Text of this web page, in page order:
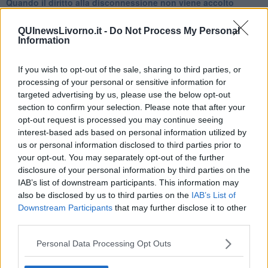
QUInewsLivorno.it - Do Not Process My Personal
Information
If you wish to opt-out of the sale, sharing to third parties, or
processing of your personal or sensitive information for
targeted advertising by us, please use the below opt-out
section to confirm your selection. Please note that after your
opt-out request is processed you may continue seeing
interest-based ads based on personal information utilized by
us or personal information disclosed to third parties prior to
your opt-out. You may separately opt-out of the further
disclosure of your personal information by third parties on the
IAB’s list of downstream participants. This information may
also be disclosed by us to third parties on the IAB’s List of
Downstream Participants that may further disclose it to other
Personal Data Processing Opt Outs
​Il diritto ad essere disconnessi
​Il pensiero dicotomico e la salute mentale
​Differenze tra persone frustrate e non
L’invisibile fatica mentale
Vacanze a km zero
​Buone Vacan(si)e!
​Il lato positivo delle cose
​Storie antiche di tempi moderni
​Quello che alle mamme non dicono
Adultescenza
Homo imbecillis
​4 anni di Blog
Quando il silenzio è aggressivo
​Il passato, questo conosciuto!
La maternità
​L’uomo o l’orso?
Non hanno un amico a teatro​
​Tutta una questione di rispetto